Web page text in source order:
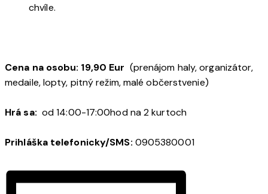
chvíle.
Cena na osobu: 19,90 Eur (prenájom haly, organizátor,
medaile, lopty, pitný režim, malé občerstvenie)
Hrá sa: od 14:00-17:00hod na 2 kurtoch
Prihláška telefonicky/SMS: 0905380001